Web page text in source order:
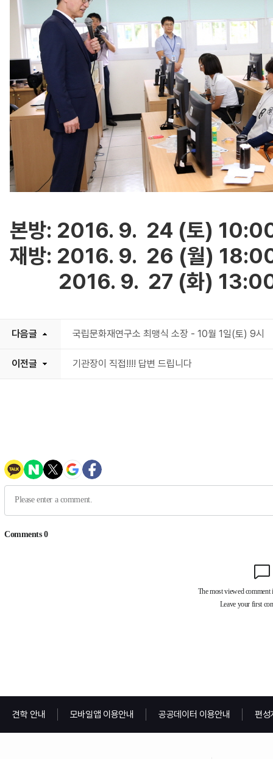
본방: 2016. 9. 24 (토)
재방: 2016. 9. 26 (월)
2016. 9. 27 (화)
다음글 국립문화재연구소 최맹식 소장 - 10월 1일(토) 9시
이전글 기관장이 직접!!!! 답변 드립니다
견학 안내 모바일앱 이용안내 공공데이터 이용안내 편성